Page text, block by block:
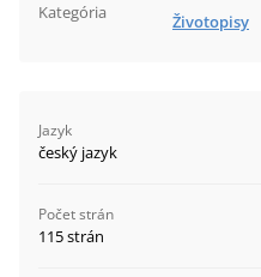
Kategória Životopisy
Jazyk
český jazyk
Počet strán
115 strán